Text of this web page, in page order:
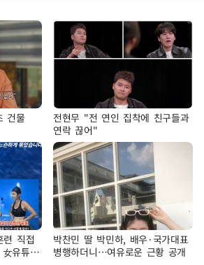
건물
전현무 "전 연인 집착에 친구들과
연락 끊어"
직접
유튜버
박찬민 딸 박민하, 배우·국가대표
병행하더니…여유로운 근황 공개